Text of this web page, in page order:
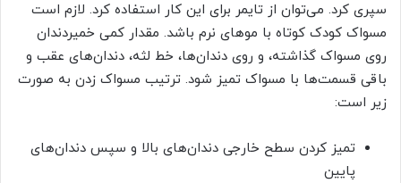
سپری کرد. می‌توان از تایمر برای این کار استفاده کرد. لازم است
مسواک کودک کوتاه با موهای نرم باشد. مقدار کمی خمیردندان
روی مسواک گذاشته، و روی دندان‌ها، خط لثه، دندان‌های عقب و
باقی قسمت‌ها با مسواک تمیز شود. ترتیب مسواک زدن به صورت
زیر است:
تمیز کردن سطح خارجی دندان‌های بالا و سپس دندان‌های
پایین